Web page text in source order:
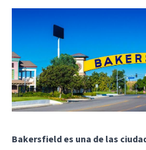
Bakersfield es una de las